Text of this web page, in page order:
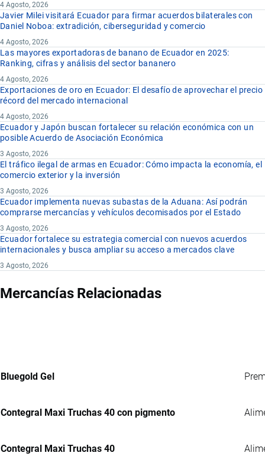
4 Agosto, 2026
Javier Milei visitará Ecuador para firmar acuerdos bilaterales con
Daniel Noboa: extradición, ciberseguridad y comercio
4 Agosto, 2026
Las mayores exportadoras de banano de Ecuador en 2025:
Ranking, cifras y análisis del sector bananero
4 Agosto, 2026
Exportaciones de oro en Ecuador: El desafío de aprovechar el precio
récord del mercado internacional
4 Agosto, 2026
Ecuador y Japón buscan fortalecer su relación económica con un
posible Acuerdo de Asociación Económica
3 Agosto, 2026
El tráfico ilegal de armas en Ecuador: Cómo impacta la economía, el
comercio exterior y la inversión
3 Agosto, 2026
Ecuador implementa nuevas subastas de la Aduana: Así podrán
comprarse mercancías y vehículos decomisados por el Estado
3 Agosto, 2026
Ecuador fortalece su estrategia comercial con nuevos acuerdos
internacionales y busca ampliar su acceso a mercados clave
3 Agosto, 2026
Mercancías Relacionadas
Bluegold Gel
Contegral Maxi Truchas 40 con pigmento
Contegral Maxi Truchas 40